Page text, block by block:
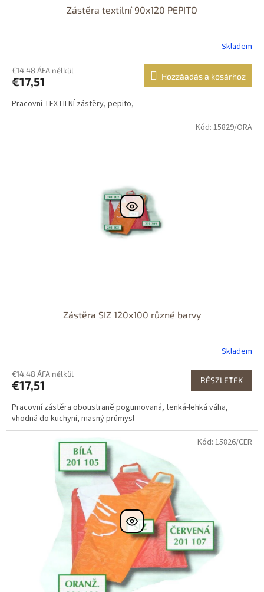
Zástěra textilní 90x120 PEPITO
Skladem
€14,48 ÁFA nélkül
€17,51 Hozzáadás a kosárhoz
Pracovní TEXTILNÍ zástěry, pepito,
Zástěra SIZ 120x100 různé barvy
Skladem
€14,48 ÁFA nélkül
€17,51 RÉSZLETEK
Pracovní zástěra oboustraně pogumovaná, tenká-lehká váha,
vhodná do kuchyní, masný průmysl
Kód: 15829/ORA
Kód: 15826/CER